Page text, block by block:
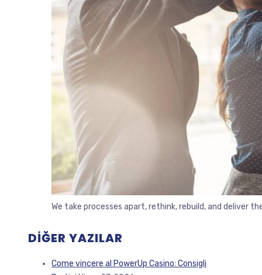
We take processes apart, rethink, rebuild, and deliver
DIĞER YAZILAR
Come vincere al PowerUp Casino: Consigli